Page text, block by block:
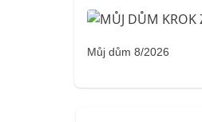
Můj dům 8/2026